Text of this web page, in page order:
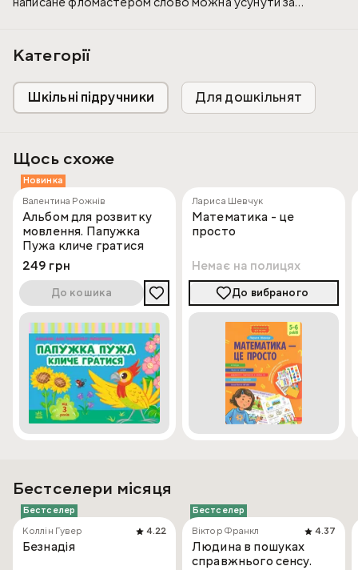
можливості фантазувати, вигадувати власні варіанти,
тренуватися і навчатися із захопленням!
Категорії
Шкільні підручники Для дошкільнят
Щось схоже
Новинка
Валентина Рожнів
Альбом для розвитку
мовлення. Папужка
Пужа кличе гратися
249 грн
До кошика
Лариса Шевчук
Математика - це
просто
Немає на полицях
До вибраного
Бестселери місяця
Бестселер
Коллін Гувер
4.22
Безнадія
Бестселер
Віктор Франкл
4.37
Людина в пошуках
справжнього сенсу.